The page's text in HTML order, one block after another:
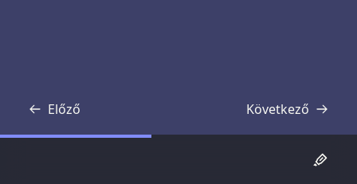
Előző
Átirat Következő
Átirat